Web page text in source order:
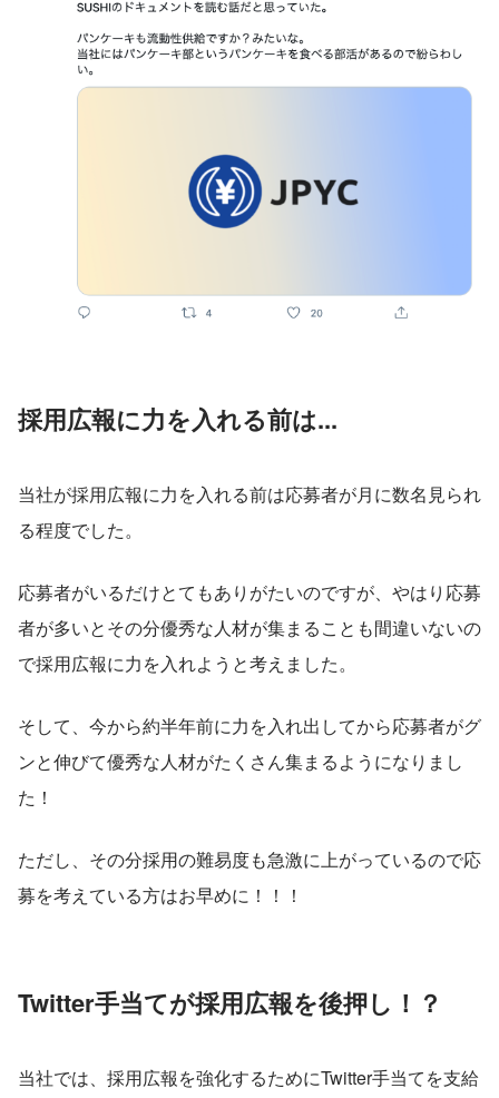
採用広報に力を入れる前は...
当社が採用広報に力を入れる前は応募者が月に数名見られ
る程度でした。
応募者がいるだけとてもありがたいのですが、やはり応募
者が多いとその分優秀な人材が集まることも間違いないの
で採用広報に力を入れようと考えました。
そして、今から約半年前に力を入れ出してから応募者がグ
ンと伸びて優秀な人材がたくさん集まるようになりまし
た！
ただし、その分採用の難易度も急激に上がっているので応
募を考えている方はお早めに！！！
Twitter手当てが採用広報を後押し！？
当社では、採用広報を強化するためにTwitter手当てを支給